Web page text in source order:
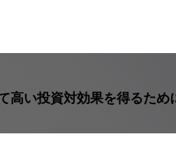
高い投資対効果を得るため